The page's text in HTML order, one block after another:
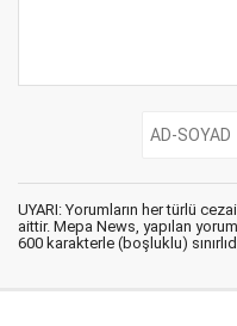
UYARI: Yorumların her türlü
aittir. Mepa News, yapılan
600 karakterle (boşluklu)